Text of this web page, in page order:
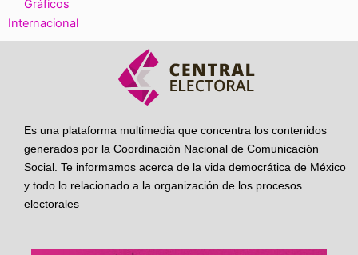
Gráficos
Internacional
Es una plataforma multimedia que concentra los contenidos
generados por la Coordinación Nacional de Comunicación
Social. Te informamos acerca de la vida democrática de México
y todo lo relacionado a la organización de los procesos
electorales